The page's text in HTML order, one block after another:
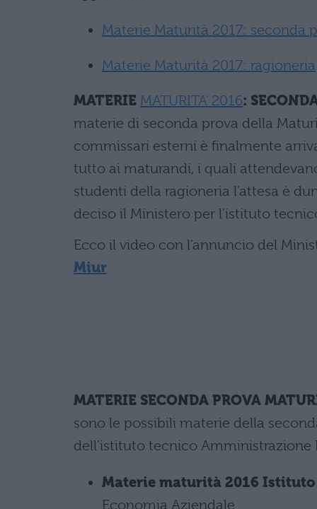
Materie Maturità 2017: seconda
Materie Maturità 2017: ragioneria
MATERIE MATURITA’ 2016:
materie di seconda prova della
commissari esterni è finalmente
tutto ai maturandi, i quali
studenti della ragioneria l'attesa è
deciso il Ministero per l'istituto
Ecco il video con l'annuncio del
Miur
MATERIE SECONDA PROVA
sono le possibili materie della
dell’istituto tecnico
Materie maturità 2016
Economia Aziendale